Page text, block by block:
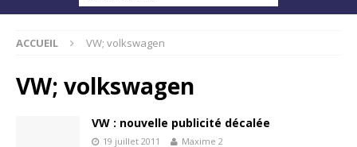
ACCUEIL VW; volkswagen
VW; volkswagen
VW : nouvelle publicité décalée
19 juillet 2011 Maxime 2